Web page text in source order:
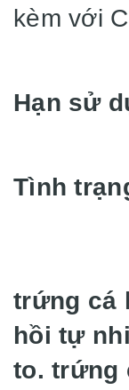
kèm với
Hạn sử
Tình
trứng cá
hồi tự
to. trứng